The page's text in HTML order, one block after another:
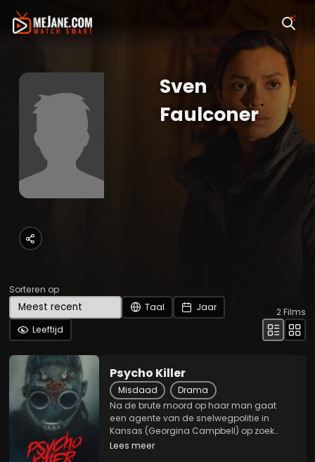
Sven
Faulconer
Sorteren op
Taal
Jaar
Leeftijd
2Films
Psycho Killer
Misdaad
Drama
Na de brute moord op haar man gaat
een agente van de snelwegpolitie in
Kansas (Georgina Campbell) op zoek
naar de dader. Als de jacht zicht voortzet,
Lees meer